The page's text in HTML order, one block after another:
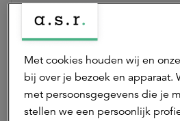
Mariëlle is marketing &
a.s.r. real assets.
Hierna lezen
Met cookies houden wij en
bij over je bezoek en apparaat.
met persoonsgegevens die je
stellen we een persoonlijk